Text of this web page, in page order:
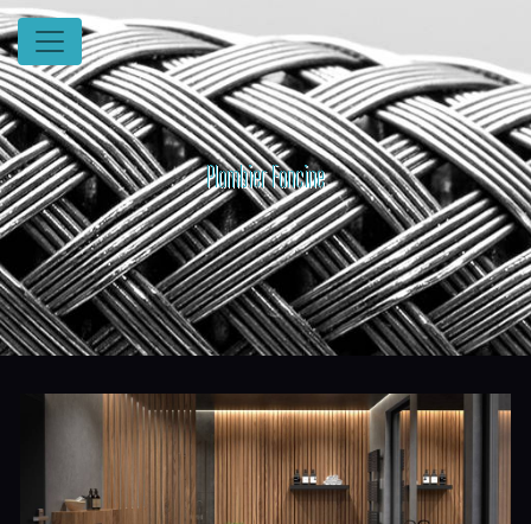
Panneau de gestion des cookies
Plombier Foncine